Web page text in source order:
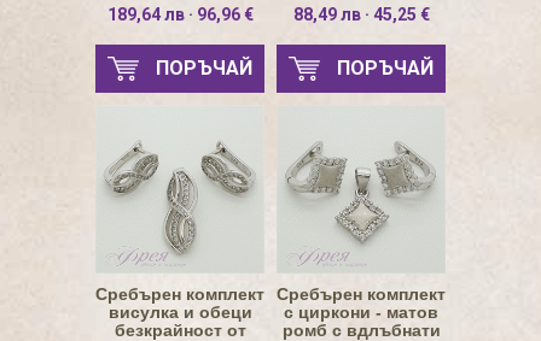
189,64 лв · 96,96 €
ПОРЪЧАЙ
88,49 лв · 45,25 €
ПОРЪЧАЙ
Сребърен комплект
висулка и обеци
безкрайност от
Сребърен комплект
с циркони - матов
ромб с вдлъбнати